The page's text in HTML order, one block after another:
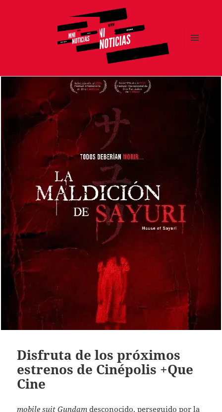
Disfruta de los próximos
estrenos de Cinépolis +Que
Cine
mobile suit Gundam desconocido, perseguido por la